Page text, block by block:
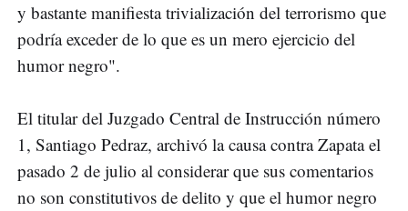
y bastante manifiesta trivialización del terrorismo que
podría exceder de lo que es un mero ejercicio del
humor negro".
El titular del Juzgado Central de Instrucción número
1, Santiago Pedraz, archivó la causa contra Zapata el
pasado 2 de julio al considerar que sus comentarios
no son constitutivos de delito y que el humor negro